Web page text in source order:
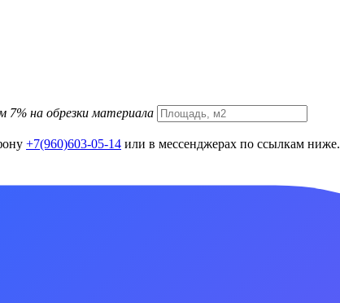
7% на обрезки материала
+7(960)603-05-14 или в мессенджерах по ссылкам ниже.